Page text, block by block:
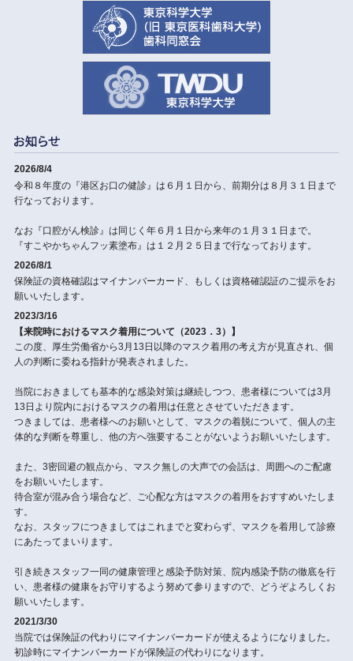
2026/8/4
令和８年度の『港区お口の健診』は６月１日から、前期分は８月３１日まで
行なっております。
なお『口腔がん検診』は同じく年６月１日から来年の１月３１日まで。
『すこやかちゃんフッ素塗布』は１２月２５日まで行なっております。
2026/8/1
保険証の資格確認はマイナンバーカード、もしくは資格確認証のご提示をお
願いいたします。
2023/3/16
【来院時におけるマスク着用について（2023．3）】
この度、厚生労働省から3月13日以降のマスク着用の考え方が見直され、個
人の判断に委ねる指針が発表されました。
当院におきましても基本的な感染対策は継続しつつ、患者様については3月
13日より院内におけるマスクの着用は任意とさせていただきます。
つきましては、患者様へのお願いとして、マスクの着脱について、個人の主
体的な判断を尊重し、他の方へ強要することがないようお願いいたします。
また、3密回避の観点から、マスク無しの大声での会話は、周囲へのご配慮
をお願いいたします。
待合室が混み合う場合など、ご心配な方はマスクの着用をおすすめいたしま
す。
なお、スタッフにつきましてはこれまでと変わらず、マスクを着用して診療
にあたってまいります。
引き続きスタッフ一同の健康管理と感染予防対策、院内感染予防の徹底を行
い、患者様の健康をお守りするよう努めて参りますので、どうぞよろしくお
願いいたします。
2021/3/30
当院では保険証の代わりにマイナンバーカードが使えるようになりました。
初診時にマイナンバーカードが保険証の代わりになります。